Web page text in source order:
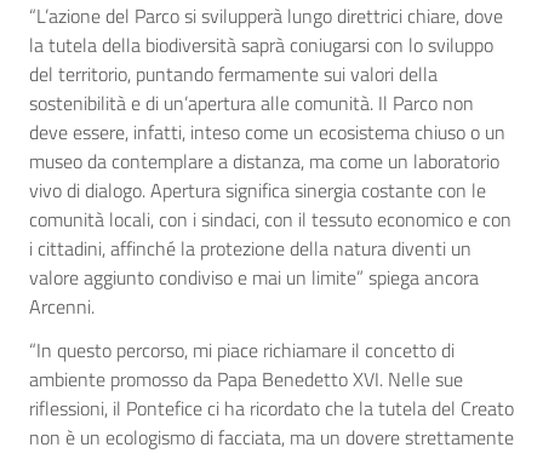
“L’azione del Parco si svilupperà lungo direttrici chiare, dove
la tutela della biodiversità saprà coniugarsi con lo sviluppo
del territorio, puntando fermamente sui valori della
sostenibilità e di un’apertura alle comunità. Il Parco non
deve essere, infatti, inteso come un ecosistema chiuso o un
museo da contemplare a distanza, ma come un laboratorio
vivo di dialogo. Apertura significa sinergia costante con le
comunità locali, con i sindaci, con il tessuto economico e con
i cittadini, affinché la protezione della natura diventi un
valore aggiunto condiviso e mai un limite” spiega ancora
Arcenni.
“In questo percorso, mi piace richiamare il concetto di
ambiente promosso da Papa Benedetto XVI. Nelle sue
riflessioni, il Pontefice ci ha ricordato che la tutela del Creato
non è un ecologismo di facciata, ma un dovere strettamente